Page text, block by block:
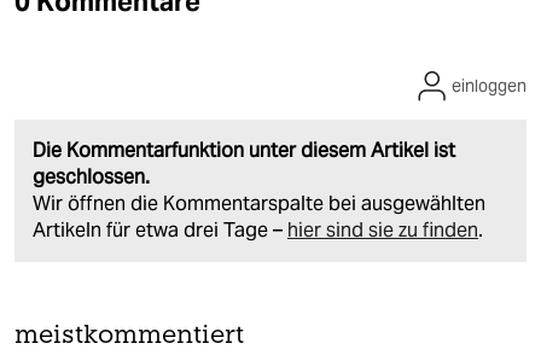
Die Kommentarfunktion unter diesem Artikel ist
geschlossen.
Wir öffnen die Kommentarspalte bei ausgewählten
Artikeln für etwa drei Tage – hier sind sie zu finden.
einloggen
meistkommentiert